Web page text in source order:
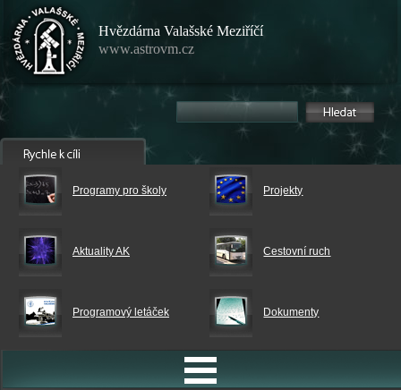
Hvězdárna Valašské Meziříčí
www.astrovm.cz
Programy pro školy Projekty
Aktuality AK Cestovní ruch
Programový letáček Dokumenty